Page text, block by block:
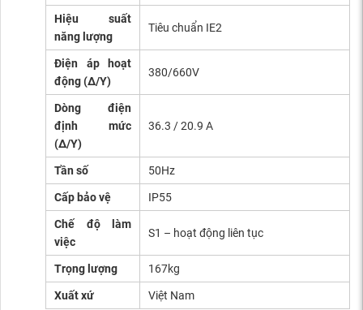
Hiệu suất
năng lượng
Tiêu chuẩn IE2
Điện áp hoạt
động (Δ/Y)
380/660V
Dòng điện
định mức
(Δ/Y)
36.3 / 20.9 A
Tần số 50Hz
Cấp bảo vệ IP55
Chế độ làm
việc
S1 – hoạt động liên tục
Trọng lượng 167kg
Xuất xứ Việt Nam